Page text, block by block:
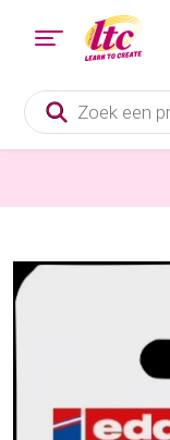
Producten
zoeken